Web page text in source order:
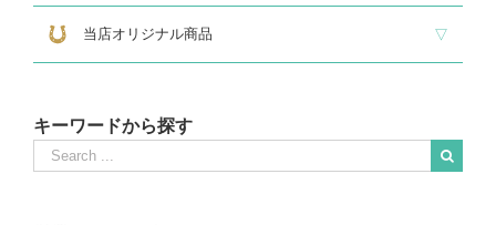
当店オリジナル商品
キーワードから探す
Search
for: